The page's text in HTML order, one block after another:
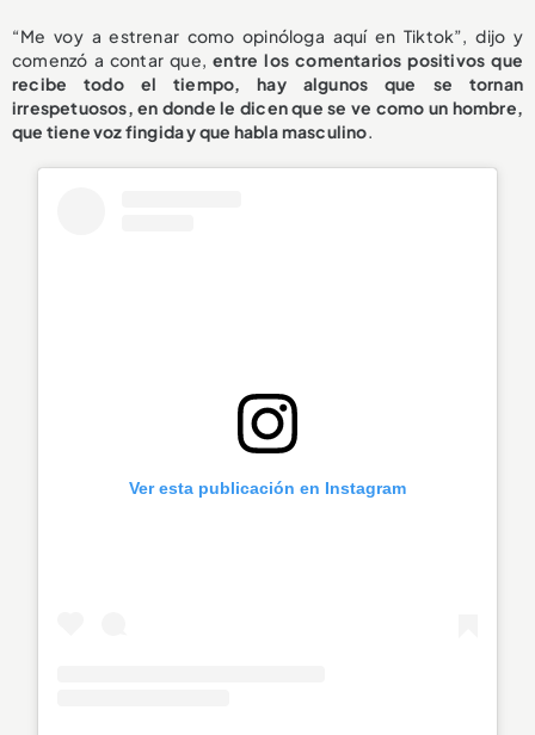
“Me voy a estrenar como opinóloga aquí en Tiktok”, dijo y
comenzó a contar que,entre los comentarios positivos que
recibe todo el tiempo, hay algunos que se tornan
irrespetuosos, en donde le dicen que se ve como un hombre,
que tiene voz fingida y que habla masculino.
Ver esta publicación en Instagram